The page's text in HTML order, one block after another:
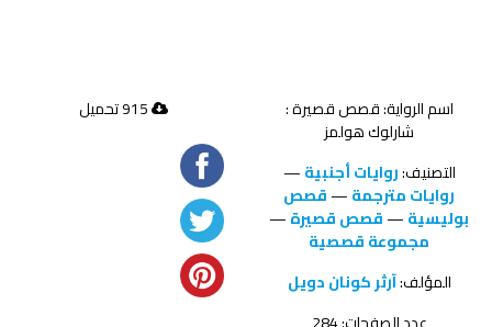
اسم الرواية: قصص قصيرة :
شارلوك هولمز
التصنيف:روايات أجنبية—
روايات مترجمة—قصص
بوليسية—قصص قصيرة—
مجموعة قصصية
المؤلف:آرثر كونان دويل